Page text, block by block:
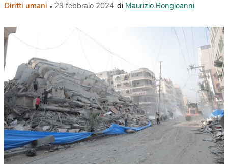
Diritti umani 23 febbraio 2024 di Maurizio Bongioanni